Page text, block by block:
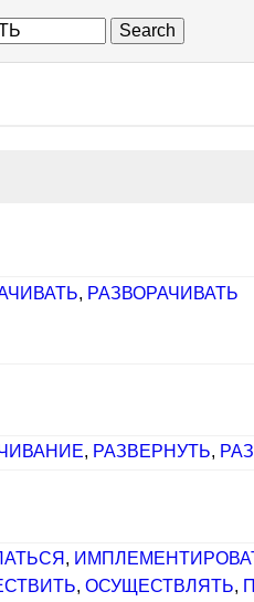
Search
, РАЗВОРАЧИВАТЬ
, РАЗВЕРНУТЬ,
,
,ОСУЩЕСТВЛЯТЬ,